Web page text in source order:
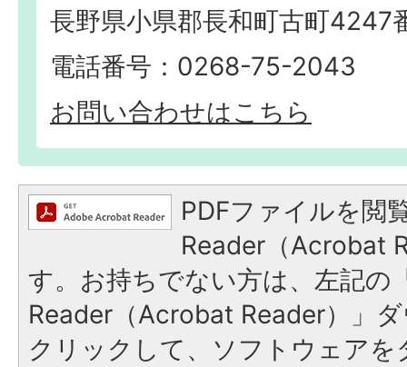
長野県小県郡長和町古町4247
電話番号：0268-75-2043
お問い合わせはこちら
PDFファイルを閲
Reader（Acrobat
す。お持ちでない方は、左記の
Reader（Acrobat Reader）」
クリックして、ソフトウェア